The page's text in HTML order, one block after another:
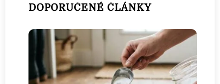
DOPORUČENÉ ČLÁNKY